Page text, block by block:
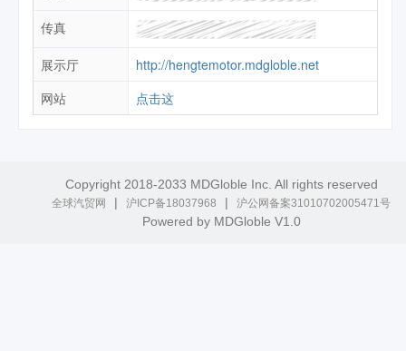
传真
展示厅
http://hengtemotor.mdgloble.net
网站
点击这
Copyright 2018-2033 MDGloble Inc. All rights reserved
全球汽贸网 | 沪ICP备18037968 | 沪公网备案31010702005471号
Powered by MDGloble V1.0